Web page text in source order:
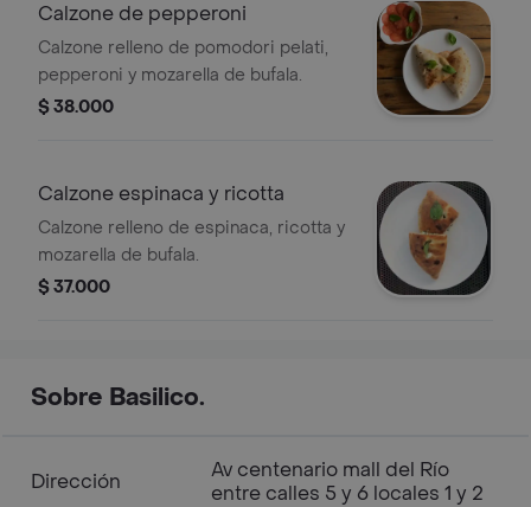
Calzone de pepperoni
Calzone relleno de pomodori pelati,
pepperoni y mozarella de bufala.
$ 38.000
Calzone espinaca y ricotta
Calzone relleno de espinaca, ricotta y
mozarella de bufala.
$ 37.000
Sobre Basilico.
Dirección
Av centenario mall del Río
entre calles 5 y 6 locales 1 y 2